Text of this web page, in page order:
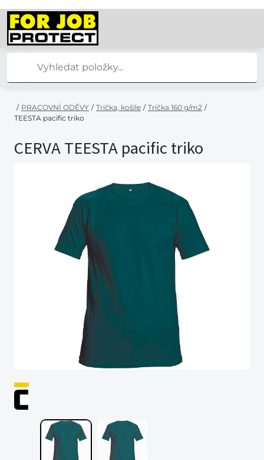
/ PRACOVNÍ ODĚVY / Trička, košile / Trička 160 g/m2 /
TEESTA pacific triko
CERVA TEESTA pacific triko